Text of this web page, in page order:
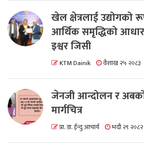
खेल क्षेत्रलाई उद्योगको
आर्थिक समृद्धिको
इश्वर जिसी
KTM Dainik वैशाख २५ २०८३
जेनजी आन्दोलन र
मार्गचित्र
प्रा. डा. ईन्दु आचार्य भदौ २९ २०८२